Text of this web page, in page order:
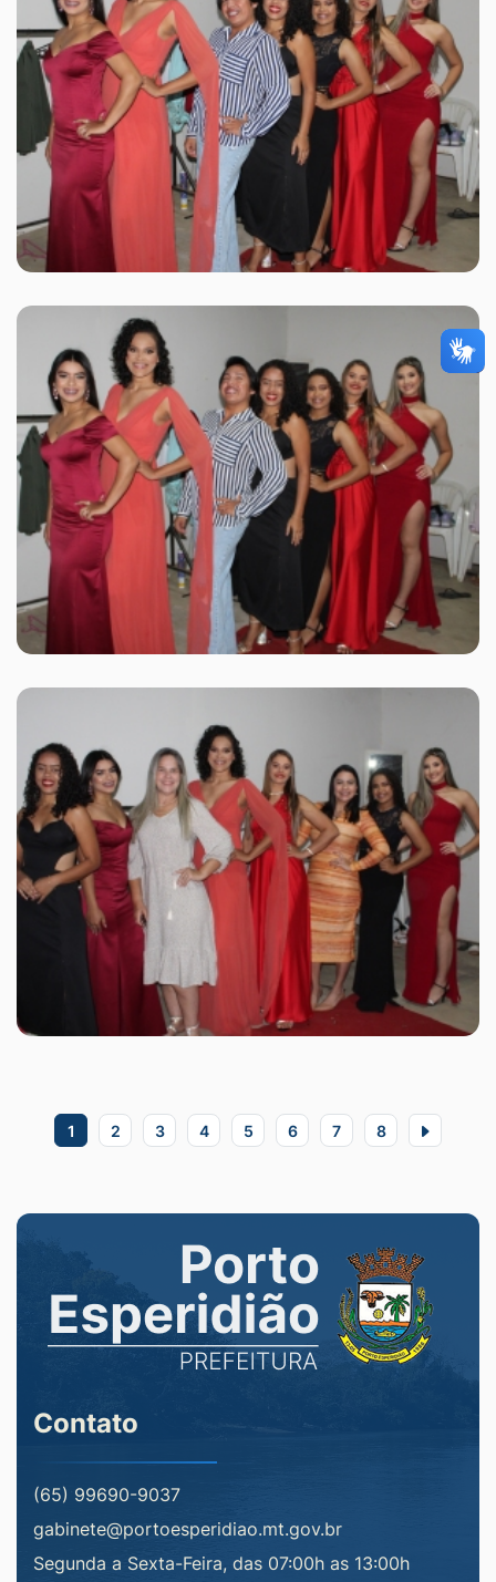
1 2 3 4 5 6 7 8
Contato
(65) 99690-9037
gabinete@portoesperidiao.mt.gov.br
Segunda a Sexta-Feira, das 07:00h as 13:00h